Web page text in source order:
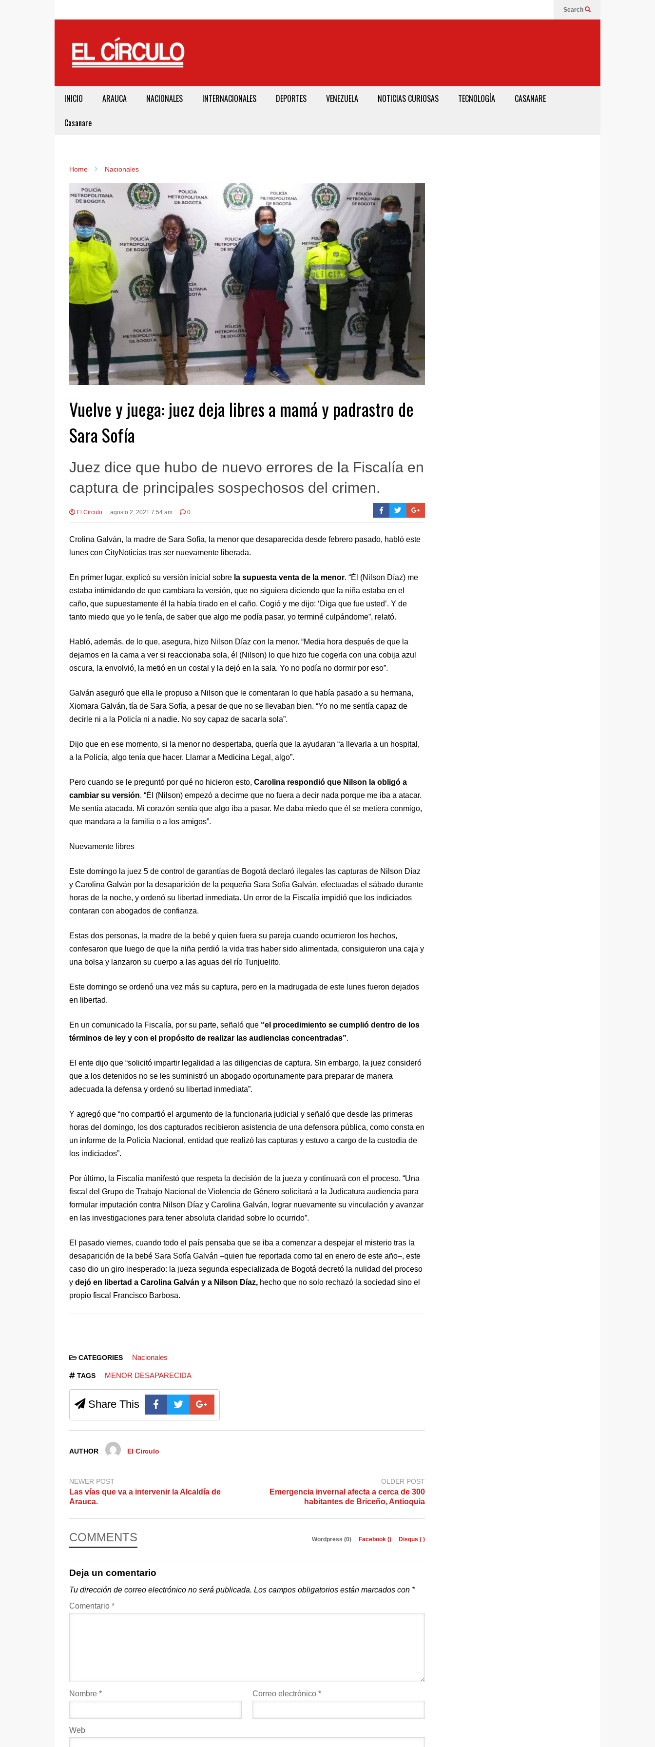
Search
INICIO ARAUCA NACIONALES INTERNACIONALES DEPORTES VENEZUELA NOTICIAS CURIOSAS TECNOLOGÍA CASANARE
Casanare
Home Nacionales
Vuelve y juega: juez deja libres a mamá y padrastro de
Sara Sofía
Juez dice que hubo de nuevo errores de la Fiscalía en
captura de principales sospechosos del crimen.
El Circulo agosto 2, 2021 7:54 am 0
Crolina Galván, la madre de Sara Sofía, la menor que desaparecida desde febrero pasado, habló este
lunes con CityNoticias tras ser nuevamente liberada.
En primer lugar, explicó su versión inicial sobre la supuesta venta de la menor. “Él (Nilson Díaz) me
estaba intimidando de que cambiara la versión, que no siguiera diciendo que la niña estaba en el
caño, que supuestamente él la había tirado en el caño. Cogió y me dijo: ‘Diga que fue usted’. Y de
tanto miedo que yo le tenía, de saber que algo me podía pasar, yo terminé culpándome”, relató.
Habló, además, de lo que, asegura, hizo Nilson Díaz con la menor. “Media hora después de que la
dejamos en la cama a ver si reaccionaba sola, él (Nilson) lo que hizo fue cogerla con una cobija azul
oscura, la envolvió, la metió en un costal y la dejó en la sala. Yo no podía no dormir por eso”.
Galván aseguró que ella le propuso a Nilson que le comentaran lo que había pasado a su hermana,
Xiomara Galván, tía de Sara Sofía, a pesar de que no se llevaban bien. “Yo no me sentía capaz de
decirle ni a la Policía ni a nadie. No soy capaz de sacarla sola”.
Dijo que en ese momento, si la menor no despertaba, quería que la ayudaran “a llevarla a un hospital,
a la Policía, algo tenía que hacer. Llamar a Medicina Legal, algo”.
Pero cuando se le preguntó por qué no hicieron esto, Carolina respondió que Nilson la obligó a
cambiar su versión. “Él (Nilson) empezó a decirme que no fuera a decir nada porque me iba a atacar.
Me sentía atacada. Mi corazón sentía que algo iba a pasar. Me daba miedo que él se metiera conmigo,
que mandara a la familia o a los amigos”.
Nuevamente libres
Este domingo la juez 5 de control de garantías de Bogotá declaró ilegales las capturas de Nilson Díaz
y Carolina Galván por la desaparición de la pequeña Sara Sofía Galván, efectuadas el sábado durante
horas de la noche, y ordenó su libertad inmediata. Un error de la Fiscalía impidió que los indiciados
contaran con abogados de confianza.
Estas dos personas, la madre de la bebé y quien fuera su pareja cuando ocurrieron los hechos,
confesaron que luego de que la niña perdió la vida tras haber sido alimentada, consiguieron una caja y
una bolsa y lanzaron su cuerpo a las aguas del río Tunjuelito.
Este domingo se ordenó una vez más su captura, pero en la madrugada de este lunes fueron dejados
en libertad.
En un comunicado la Fiscalía, por su parte, señaló que “el procedimiento se cumplió dentro de los
términos de ley y con el propósito de realizar las audiencias concentradas”.
El ente dijo que “solicitó impartir legalidad a las diligencias de captura. Sin embargo, la juez consideró
que a los detenidos no se les suministró un abogado oportunamente para preparar de manera
adecuada la defensa y ordenó su libertad inmediata”.
Y agregó que “no compartió el argumento de la funcionaria judicial y señaló que desde las primeras
horas del domingo, los dos capturados recibieron asistencia de una defensora pública, como consta en
un informe de la Policía Nacional, entidad que realizó las capturas y estuvo a cargo de la custodia de
los indiciados”.
Por último, la Fiscalía manifestó que respeta la decisión de la jueza y continuará con el proceso. “Una
fiscal del Grupo de Trabajo Nacional de Violencia de Género solicitará a la Judicatura audiencia para
formular imputación contra Nilson Díaz y Carolina Galván, lograr nuevamente su vinculación y avanzar
en las investigaciones para tener absoluta claridad sobre lo ocurrido”.
El pasado viernes, cuando todo el país pensaba que se iba a comenzar a despejar el misterio tras la
desaparición de la bebé Sara Sofía Galván –quien fue reportada como tal en enero de este año–, este
caso dio un giro inesperado: la jueza segunda especializada de Bogotá decretó la nulidad del proceso
y dejó en libertad a Carolina Galván y a Nilson Díaz, hecho que no solo rechazó la sociedad sino el
propio fiscal Francisco Barbosa.
CATEGORIES Nacionales
TAGS MENOR DESAPARECIDA
Share This
AUTHOR El Circulo
NEWER POST
Las vías que va a intervenir la Alcaldía de
Arauca.
OLDER POST
Emergencia invernal afecta a cerca de 300
habitantes de Briceño, Antioquia
COMMENTS Wordpress (0) Facebook () Disqus ( )
Deja un comentario
Tu dirección de correo electrónico no será publicada. Los campos obligatorios están marcados con *
Comentario *
Nombre * Correo electrónico *
Web